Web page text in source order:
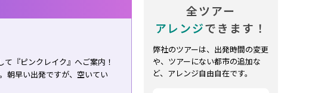
『ピンクレイク』へご案内！
朝早い出発ですが、空いてい
全ツアー
アレンジできます！
弊社のツアーは、出発時間の変更
や、ツアーにない都市の追加な
ど、アレンジ自由自在です。